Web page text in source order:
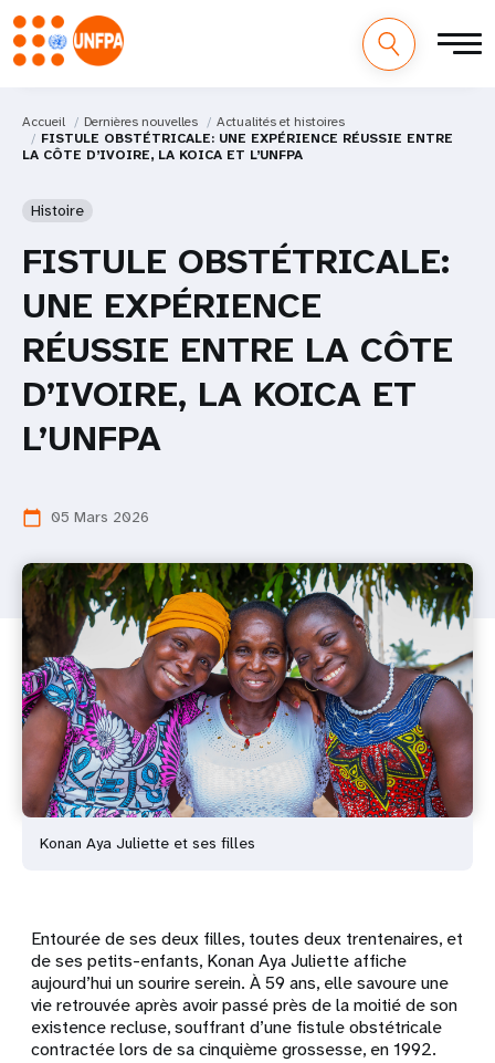
Accueil Dernières nouvelles
Actualités et histoires
FISTULE OBSTÉTRICALE: UNE EXPÉRIENCE RÉUSSIE ENTRE
LA CÔTE D’IVOIRE, LA KOICA ET L’UNFPA
Histoire
FISTULE OBSTÉTRICALE:
UNE EXPÉRIENCE
RÉUSSIE ENTRE LA CÔTE
D’IVOIRE, LA KOICA ET
L’UNFPA
calendar_today 05 Mars 2026
Konan Aya Juliette et ses filles
Entourée de ses deux filles, toutes deux trentenaires, et
de ses petits-enfants, Konan Aya Juliette affiche
aujourd’hui un sourire serein. À 59 ans, elle savoure une
vie retrouvée après avoir passé près de la moitié de son
existence recluse, souffrant d’une fistule obstétricale
contractée lors de sa cinquième grossesse, en 1992.